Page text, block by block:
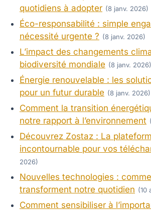
quotidiens à adopter (8 janv. 2026)
Éco-responsabilité : simple
nécessité urgente ? (8 janv. 2026)
L’impact des changements
biodiversité mondiale (8 janv. 2026)
Énergie renouvelable : les
pour un futur durable (8 janv. 2026)
Comment la transition
notre rapport à l’environnement
Découvrez Zostaz : La
incontournable pour vos
2026)
Nouvelles technologies :
transforment notre quotidien (10
Comment sensibiliser à